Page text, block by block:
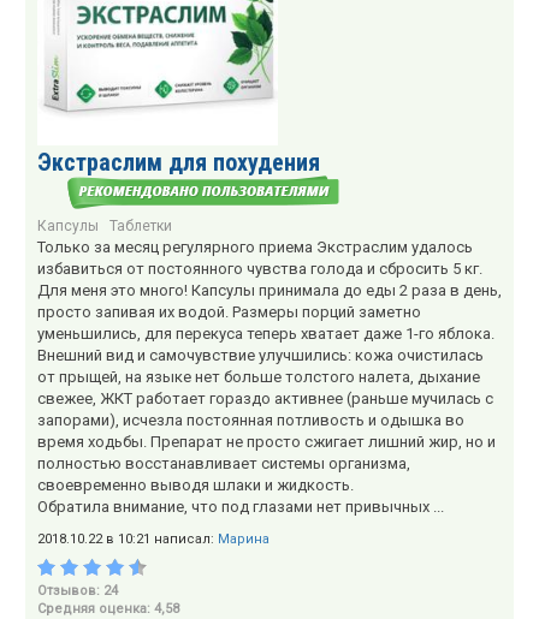
Экстраслим для похудения
Капсулы Таблетки
Только за месяц регулярного приема Экстраслим удалось
избавиться от постоянного чувства голода и сбросить 5 кг.
Для меня это много! Капсулы принимала до еды 2 раза в день,
просто запивая их водой. Размеры порций заметно
уменьшились, для перекуса теперь хватает даже 1-го яблока.
Внешний вид и самочувствие улучшились: кожа очистилась
от прыщей, на языке нет больше толстого налета, дыхание
свежее, ЖКТ работает гораздо активнее (раньше мучилась с
запорами), исчезла постоянная потливость и одышка во
время ходьбы. Препарат не просто сжигает лишний жир, но и
полностью восстанавливает системы организма,
своевременно выводя шлаки и жидкость.
Обратила внимание, что под глазами нет привычных ...
2018.10.22 в 10:21 написал: Марина
Отзывов: 24
Средняя оценка: 4,58